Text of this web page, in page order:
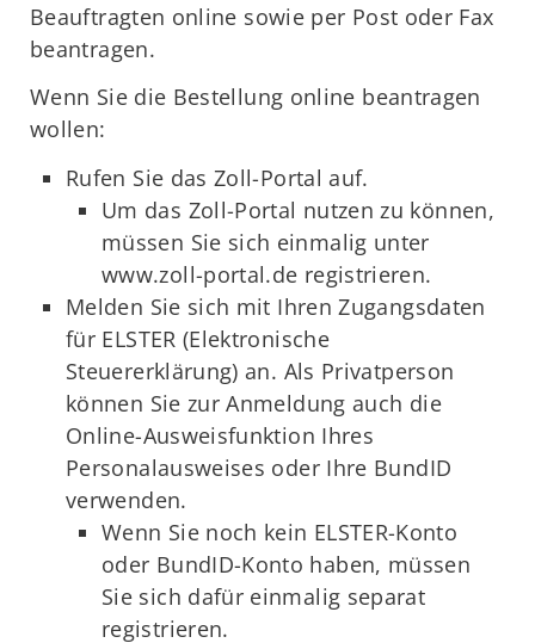
Beauftragten online sowie per Post oder Fax
beantragen.
Wenn Sie die Bestellung online beantragen
wollen:
Rufen Sie das Zoll-Portal auf.
Um das Zoll-Portal nutzen zu können,
müssen Sie sich einmalig unter
www.zoll-portal.de registrieren.
Melden Sie sich mit Ihren Zugangsdaten
für ELSTER (Elektronische
Steuererklärung) an. Als Privatperson
können Sie zur Anmeldung auch die
Online-Ausweisfunktion Ihres
Personalausweises oder Ihre BundID
verwenden.
Wenn Sie noch kein ELSTER-Konto
oder BundID-Konto haben, müssen
Sie sich dafür einmalig separat
registrieren.